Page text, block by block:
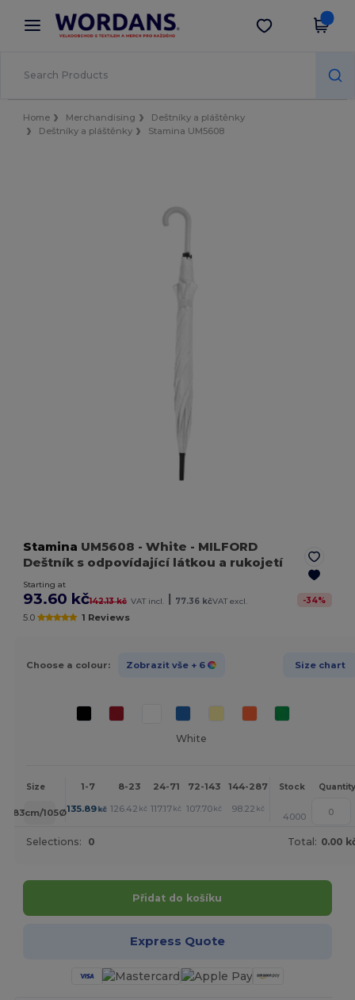
× Aplikace Wordans
Lepší ceny v aplikaci!
Stáhnout app
Home Merchandising
Deštníky a pláštěnky
Deštníky a pláštěnky
Stamina UM5608
Stamina UM5608 - White - MILFORD
Deštník s odpovídající látkou a rukojetí
Starting at
93.60 kč142.13 kč VAT incl. | 77.36 kčVAT excl. -34%
5.0 1 Reviews
Choose a colour: Zobrazit vše + 6 Size chart
White
Size 1-7 8-23 24-71 72-143 144-287 288 + More
Stock Quantity
83cm/105Ø135.89kč 126.42 kč 117.17 kč 107.70 kč 98.22 kč +
4000
Selections: 0 Total: 0.00
Přidat do košíku
Express Quote